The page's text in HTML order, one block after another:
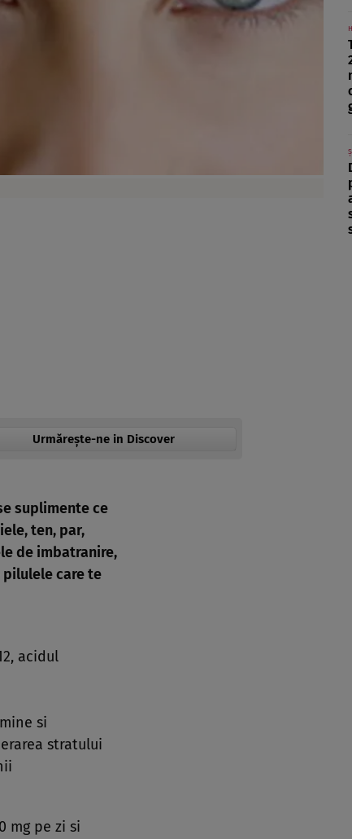
Urmărește-ne in Discover
suplimente ce
ten, par,
de imbatranire,
pilulele care te
acidul
si
stratului
mg pe zi si